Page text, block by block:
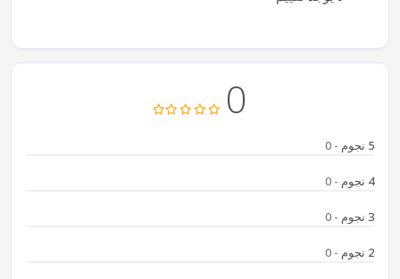
0
5 نجوم - 0
4 نجوم - 0
3 نجوم - 0
2 نجوم - 0